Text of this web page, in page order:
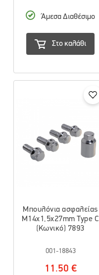
Άμεσα Διαθέσιμο
Στο καλάθι
Μπουλόνια ασφαλείας
M14x1,5x27mm Type C
(Κωνικό) 7893
001-18843
11.50 €